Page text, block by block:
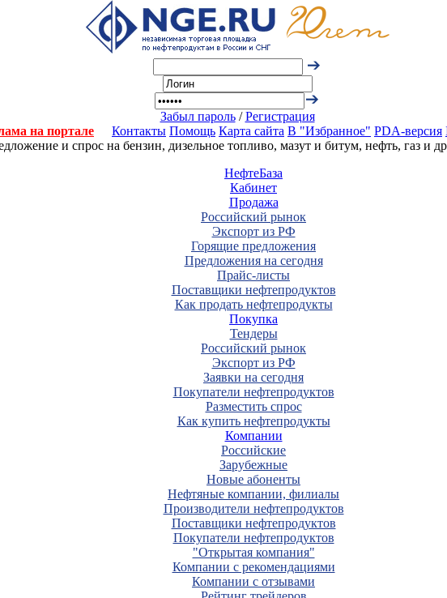
Забыл пароль/Регистрация
на портале
Контакты Помощь Карта сайта В "Избранное" PDA-версия
и спрос на бензин, дизельное топливо, мазут и битум, нефть, газ и
НефтеБаза
Кабинет
Продажа
Российский рынок
Экспорт из РФ
Горящие предложения
Предложения на сегодня
Прайс-листы
Поставщики нефтепродуктов
Как продать нефтепродукты
Покупка
Тендеры
Российский рынок
Экспорт из РФ
Заявки на сегодня
Покупатели нефтепродуктов
Разместить спрос
Как купить нефтепродукты
Компании
Российские
Зарубежные
Новые абоненты
Нефтяные компании, филиалы
Производители нефтепродуктов
Поставщики нефтепродуктов
Покупатели нефтепродуктов
"Открытая компания"
Компании с рекомендациями
Компании с отзывами